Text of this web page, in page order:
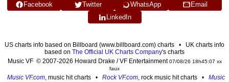
Facebook Twitter WhatsApp
Email
LinkedIn
US charts info based on Billboard (www.billboard.com) charts • UK charts info
based on The Official UK Charts Company's charts
Music VF © 2007-2026 Howard Drake / VF Entertainment07/08/26 18h45:07 xx
faux
Music VF.com, music hit charts • Rock VF.com, rock music hit charts • Music